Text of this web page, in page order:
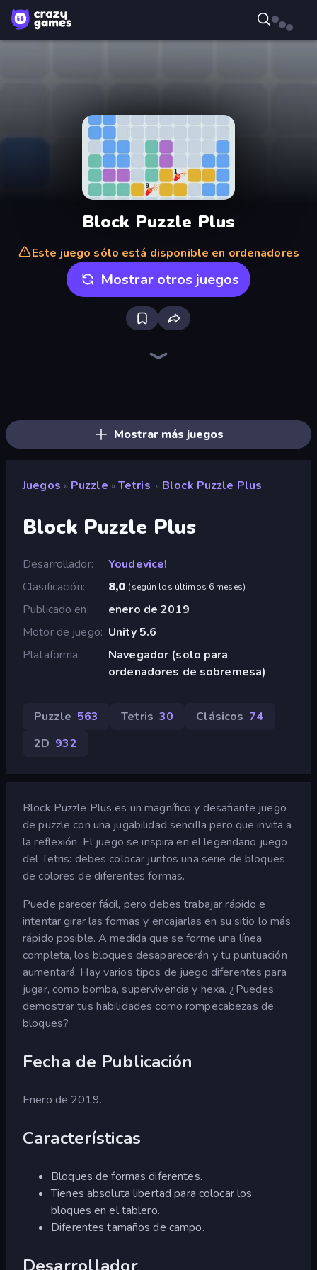
Block Puzzle Plus
Este juego sólo está disponible en ordenadores
Mostrar otros juegos
Mostrar más juegos
Juegos » Puzzle » Tetris » Block Puzzle Plus
Block Puzzle Plus
Desarrollador
Youdevice!
Clasificación
8,0 (según los últimos 6 meses)
Publicado en
enero de 2019
Motor de juego Unity 5.6
Plataforma
Navegador (solo para
ordenadores de sobremesa)
Puzzle 563 Tetris 30 Clásicos 74
2D 932
Block Puzzle Plus es un magnífico y desafiante juego
de puzzle con una jugabilidad sencilla pero que invita a
la reflexión. El juego se inspira en el legendario juego
del Tetris: debes colocar juntos una serie de bloques
de colores de diferentes formas.
Puede parecer fácil, pero debes trabajar rápido e
intentar girar las formas y encajarlas en su sitio lo más
rápido posible. A medida que se forme una línea
completa, los bloques desaparecerán y tu puntuación
aumentará. Hay varios tipos de juego diferentes para
jugar, como bomba, supervivencia y hexa. ¿Puedes
demostrar tus habilidades como rompecabezas de
bloques?
Fecha de Publicación
Enero de 2019.
Características
Bloques de formas diferentes.
Tienes absoluta libertad para colocar los
bloques en el tablero.
Diferentes tamaños de campo.